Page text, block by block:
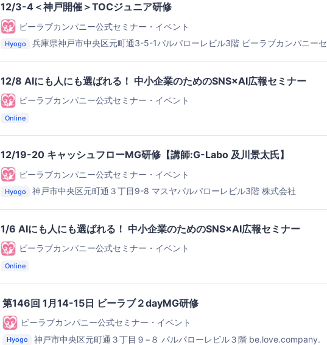
12/3-4＜神戸開催＞TOCジュニア研修
ビーラブカンパニー公式セミナー・イベント
Hyogo 兵庫県神戸市中央区元町通3-5-1パルパローレビル3階 ビーラブカンパニーセ
12/8 AIにも人にも選ばれる！ 中小企業のためのSNS×AI広報セミナー
ビーラブカンパニー公式セミナー・イベント
Online
12/19-20 キャッシュフローMG研修【講師:G-Labo 及川景太氏】
ビーラブカンパニー公式セミナー・イベント
Hyogo 神戸市中央区元町通３丁目9-8 マスヤパルパローレビル3階 株式会社
1/6 AIにも人にも選ばれる！ 中小企業のためのSNS×AI広報セミナー
ビーラブカンパニー公式セミナー・イベント
Online
第146回 1月14-15日 ビーラブ２dayMG研修
ビーラブカンパニー公式セミナー・イベント
Hyogo 神戸市中央区元町通３丁目９−８ パルパローレビル３階 be.love.company.